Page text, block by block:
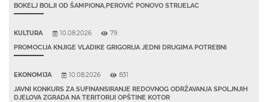
BOKELJ BOLJI OD ŠAMPIONA,PEROVIĆ PONOVO STRIJELAC
KULTURA 10.08.2026 79
PROMOCIJA KNJIGE VLADIKE GRIGORIJA JEDNI DRUGIMA POTREBNI
EKONOMIJA 10.08.2026 831
JAVNI KONKURS ZA SUFINANSIRANJE REDOVNOG ODRŽAVANJA SPOLJNJIH
DJELOVA ZGRADA NA TERITORIJI OPŠTINE KOTOR